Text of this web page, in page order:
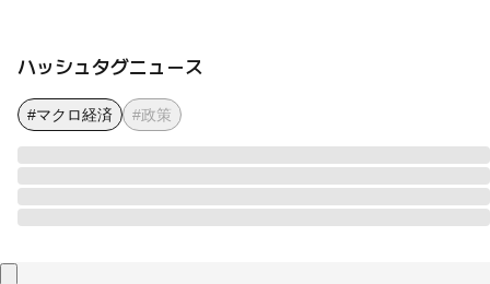
ハッシュタグニュース
#マクロ経済 #政策